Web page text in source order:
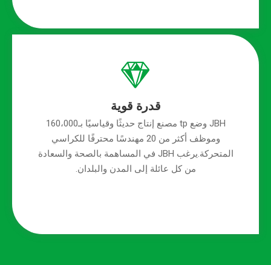
قدرة قوية
JBH وضع tp مصنع إنتاج حديثًا وقياسيًا بـ160،000
وموظف أكثر من 20 مهندسًا محترفًا للكراسي
المتحركة.يرغب JBH في المساهمة بالصحة والسعادة
من كل عائلة إلى المدن والبلدان.